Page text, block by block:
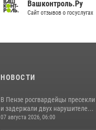
Вашконтроль.Ру
Сайт отзывов о госуслугах
НОВОСТИ
В Пензе росгвардейцы
и задержали двух нарушителе...
07 августа 2026, 06:00